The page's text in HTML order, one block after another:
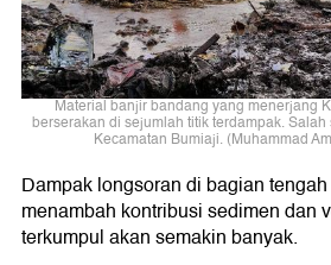
Material banjir bandang yang menerjang
berserakan di sejumlah titik terdampak.
Kecamatan Bumiaji. (Muhammad
Dampak longsoran di bagian
menambah kontribusi sedimen dan
terkumpul akan semakin banyak.